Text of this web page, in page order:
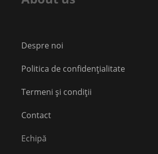
Despre noi
Politica de confidențialitate
Termeni și condiții
Contact
Echipă